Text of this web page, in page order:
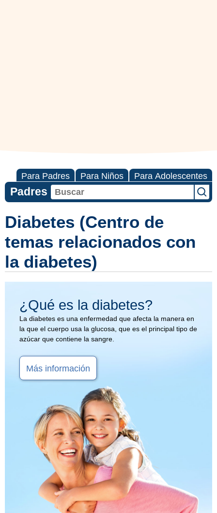
Para Padres Para Niños Para Adolescentes
Padres
Diabetes (Centro de
temas relacionados con
la diabetes)
¿Qué es la diabetes?
La diabetes es una enfermedad que afecta la manera en
la que el cuerpo usa la glucosa, que es el principal tipo de
azúcar que contiene la sangre.
Más información